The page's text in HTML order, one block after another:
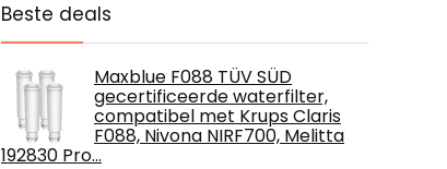
Beste deals
Maxblue F088 TÜV SÜD
gecertificeerde waterfilter,
compatibel met Krups Claris
F088, Nivona NIRF700, Melitta
192830 Pro…